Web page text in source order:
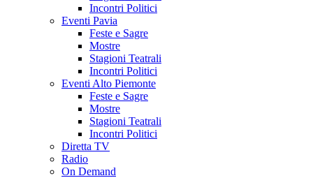
Incontri Politici
Eventi Pavia
Feste e Sagre
Mostre
Stagioni Teatrali
Incontri Politici
Eventi Alto Piemonte
Feste e Sagre
Mostre
Stagioni Teatrali
Incontri Politici
Diretta TV
Radio
On Demand